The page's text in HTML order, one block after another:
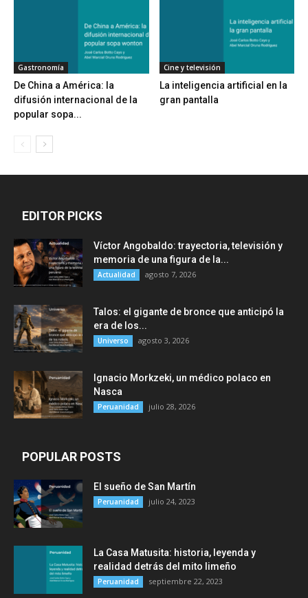
Gastronomía
De China a América: la
difusión internacional de la
popular sopa...
Cine y televisión
La inteligencia artificial en la
gran pantalla
EDITOR PICKS
Víctor Angobaldo: trayectoria, televisión y
memoria de una figura de la...
Actualidad agosto 7, 2026
Talos: el gigante de bronce que anticipó la
era de los...
Universo agosto 3, 2026
Ignacio Morkzeki, un médico polaco en
Nasca
Peruanidad julio 28, 2026
POPULAR POSTS
El sueño de San Martín
Peruanidad julio 24, 2023
La Casa Matusita: historia, leyenda y
realidad detrás del mito limeño
Peruanidad septiembre 22, 2023